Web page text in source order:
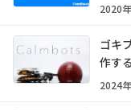
2020
ゴキ
作す
2024